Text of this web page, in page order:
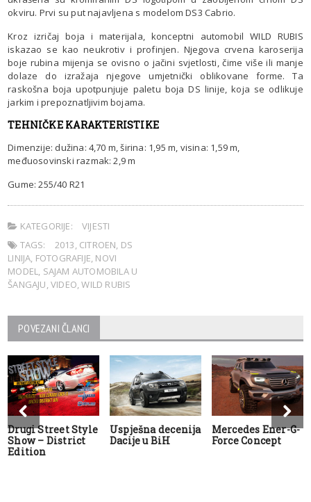
okviru. Prvi su put najavljena s modelom DS3 Cabrio.
Kroz izričaj boja i materijala, konceptni automobil WILD RUBIS
iskazao se kao neukrotiv i profinjen. Njegova crvena karoserija
boje rubina mijenja se ovisno o jačini svjetlosti, čime više ili manje
dolaze do izražaja njegove umjetnički oblikovane forme. Ta
raskošna boja upotpunjuje paletu boja DS linije, koja se odlikuje
jarkim i prepoznatljivim bojama.
TEHNIČKE KARAKTERISTIKE
Dimenzije: dužina: 4,70 m, širina: 1,95 m, visina: 1,59 m,
međuosovinski razmak: 2,9 m
Gume: 255/40 R21
KATEGORIJE:
VIJESTI
TAGS:
2013, CITROEN, DS
LINIJA, FOTOGRAFIJE, NOVI
MODEL, SAJAM AUTOMOBILA U
ŠANGAJU,VIDEO,WILD RUBIS
POVEZANI ČLANCI
Drugi Street Style
Show – District
Edition
Uspješna decenija
Dacije u BiH
Mercedes Ener-G-
Force Concept